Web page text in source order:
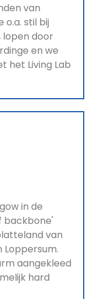
van
o.a. stil bij
lopen door
en we
het Living Lab
in de
backbone'
van
aangekleed
hard